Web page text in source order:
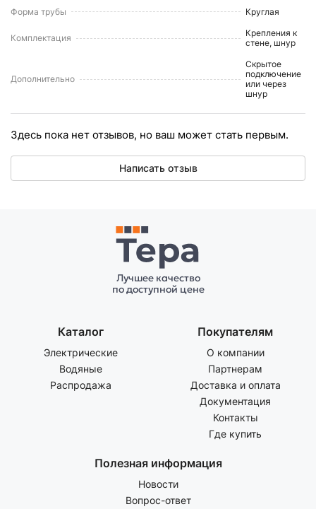
Форма трубы Круглая
Комплектация
Крепления к
стене, шнур
Дополнительно
Скрытое
подключение
или через
шнур
Здесь пока нет отзывов, но ваш может стать первым.
Написать отзыв
Лучшее качество
по доступной цене
Каталог
Электрические
Водяные
Распродажа
Покупателям
О компании
Партнерам
Доставка и оплата
Документация
Контакты
Где купить
Полезная информация
Новости
Вопрос-ответ